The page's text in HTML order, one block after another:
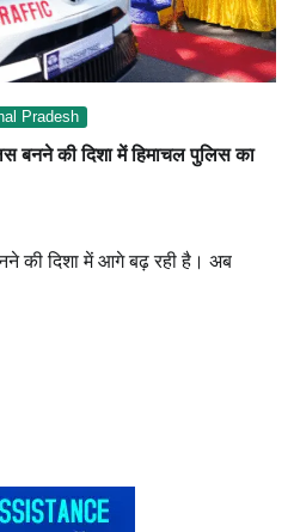
Pradesh
बनने की दिशा में हिमाचल पुलिस का
की दिशा में आगे बढ़ रही है। अब